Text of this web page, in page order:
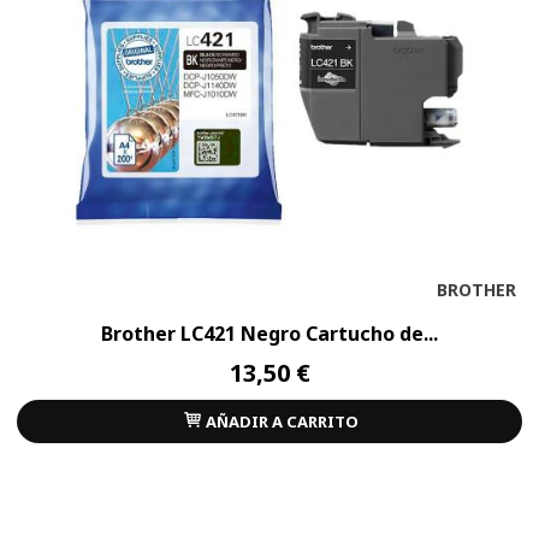
BROTHER
Brother LC421 Negro Cartucho de...
13,50 €
AÑADIR A CARRITO